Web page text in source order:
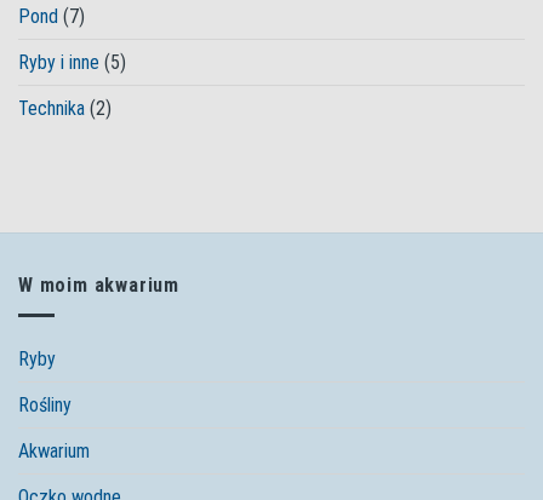
Pond (7)
Ryby i inne (5)
Technika (2)
W moim akwarium
Ryby
Rośliny
Akwarium